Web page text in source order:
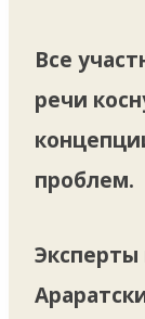
Все
речи
проблем.